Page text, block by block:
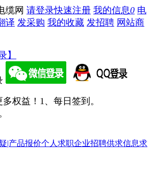
缆网 请登录快速注册 我的信息0 电
译 发采购 我的收藏 发招聘 网站商
】
权益！ 1、每日签到。
|产品报价个人求职企业招聘供求信息求